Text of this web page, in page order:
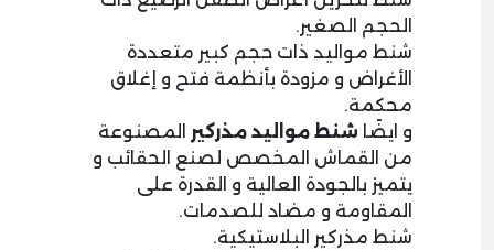
الحجم الصغير.
شنط مواليد ذات حجم كبير متعددة
الأغراض و مزودة بأنظمة فتح و إغلاق
محكمة.
و ايضًا شنط مواليد مذركير
المصنوعة
من القماش المخصص لصنع الحقائب و
يتميز بالجودة العالية و القدرة على
المقاومة و مضاد للصدمات.
شنط مذركير البلاستيكية.